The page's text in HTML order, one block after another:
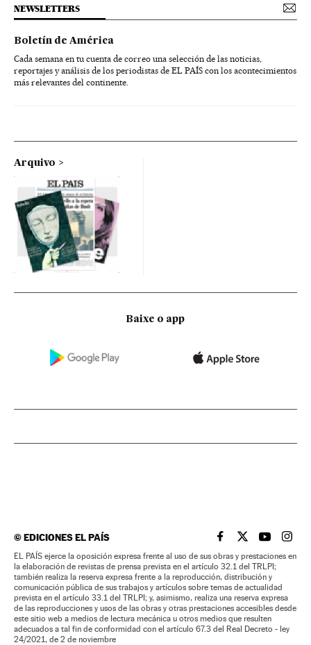
NEWSLETTERS
Boletín de América
Cada semana en tu cuenta de correo una selección de las noticias,
reportajes y análisis de los periodistas de EL PAÍS con los acontecimientos
más relevantes del continente.
Arquivo
Baixe o app
©EDICIONES EL PAÍS EL PAÍS BRASIL EN
EL PAÍSEL PAÍS
EL
EL PAÍS ejerce la oposición expresa frente al uso de sus obras y prestaciones en
la elaboración de revistas de prensa prevista en el artículo 32.1 del TRLPI;
también realiza la reserva expresa frente a la reproducción, distribución y
comunicación pública de sus trabajos y artículos sobre temas de actualidad
prevista en el artículo 33.1 del TRLPI; y, asimismo, realiza una reserva expresa
de las reproducciones y usos de las obras y otras prestaciones accesibles desde
este sitio web a medios de lectura mecánica u otros medios que resulten
adecuados a tal fin de conformidad con el artículo 67.3 del Real Decreto - ley
24/2021, de 2 de noviembre